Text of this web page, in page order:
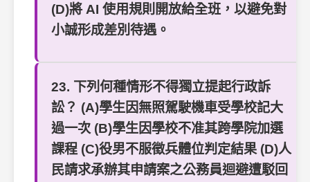
(D)將 AI 使用規則開放給全班，以避免對
小誠形成差別待遇。
23. 下列何種情形不得獨立提起行政訴
訟？ (A)學生因無照駕駛機車受學校記大
過一次 (B)學生因學校不准其跨學院加選
課程 (C)役男不服徵兵體位判定結果 (D)人
民請求承辦其申請案之公務員迴避遭駁回